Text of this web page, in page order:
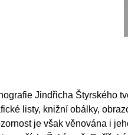
Jindřicha Štyrského
listy, knižní obálky,
je však věnována i